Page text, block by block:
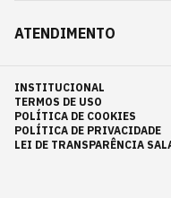
ATENDIMENTO
INSTITUCIONAL
TERMOS DE USO
POLÍTICA DE COOKIES
POLÍTICA DE PRIVACIDADE
LEI DE TRANSPARÊNCIA